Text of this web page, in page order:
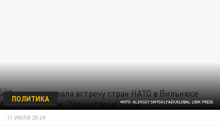
ФОТО: ALEKSEY SMYSHLYAEV/GLOBAL LOOK PRESS
ПОЛИТИКА
11 ИЮЛЯ 20:49